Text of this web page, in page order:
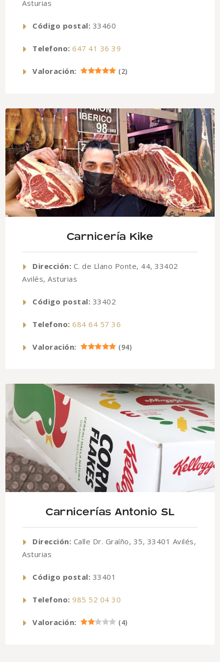
Asturias
Código postal: 33460
Telefono: 647 41 36 39
Valoración: (2)
Carnicería Kike
Dirección: C. de Llano Ponte, 44, 33402
Avilés, Asturias
Código postal: 33402
Telefono: 684 64 57 36
Valoración: (94)
Carnicerías Antonio SL
Dirección: Calle Dr. Graíño, 35, 33401 Avilés,
Asturias
Código postal: 33401
Telefono: 985 52 04 30
Valoración: (4)